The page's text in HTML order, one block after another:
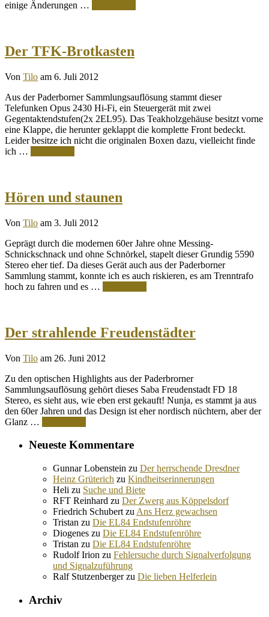
einige Änderungen …
Der TFK-Brotkasten
Von Tilo am 6. Juli 2012
Aus der Paderborner Sammlungsauflösung stammt dieser
Telefunken Opus 2430 Hi-Fi, ein Steuergerät mit zwei
Gegentaktendstufen(2x 2EL95). Das Teakholzgehäuse besitzt vorne
eine Klappe, die herunter geklappt die komplette Front bedeckt.
Leider besitze ich nicht die originalen Boxen dazu, vielleicht finde
ich …
Hören und staunen
Von Tilo am 3. Juli 2012
Geprägt durch die modernen 60er Jahre ohne Messing-
Schnickschnack und ohne Schnörkel, stapelt dieser Grundig 5590
Stereo eher tief. Da dieses Gerät auch aus der Paderborner
Sammlung stammt, konnte ich es auch riskieren, es am Trenntrafo
hoch zu fahren und es …
Der strahlende Freudenstädter
Von Tilo am 26. Juni 2012
Zu den optischen Highlights aus der Paderbrorner
Sammlungsauflösung gehört dieses Saba Freudenstadt FD 18
Stereo, es sieht aus, wie eben erst gekauft! Nunja, es stammt ja aus
den 60er Jahren und das Design ist eher nordisch nüchtern, aber der
Glanz …
Neueste Kommentare
Gunnar Lobenstein zu Der herrschende Dresdner
Heinz Grüterich zu Kindheitserinnerungen
Heli zu Suche und Biete
RFT Reinhard zu Der Zwerg aus Köppelsdorf
Friedrich Schubert zu Ans Herz gewachsen
Tristan zu Die EL84 Endstufenröhre
Diogenes zu Die EL84 Endstufenröhre
Tristan zu Die EL84 Endstufenröhre
Rudolf Irion zu Fehlersuche durch Signalverfolgung
und Signalzuführung
Ralf Stutzenbergerzu Die lieben Helferlein
Archiv